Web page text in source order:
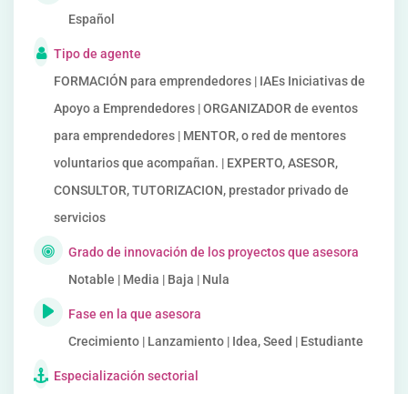
Español
Tipo de agente
FORMACIÓN para emprendedores | IAEs Iniciativas de
Apoyo a Emprendedores | ORGANIZADOR de eventos
para emprendedores | MENTOR, o red de mentores
voluntarios que acompañan. | EXPERTO, ASESOR,
CONSULTOR, TUTORIZACION, prestador privado de
servicios
Grado de innovación de los proyectos que asesora
Notable | Media | Baja | Nula
Fase en la que asesora
Crecimiento | Lanzamiento | Idea, Seed | Estudiante
Especialización sectorial